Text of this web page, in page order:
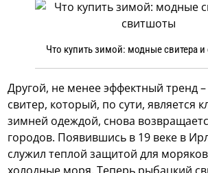
Что купить зимой: модные свитера
Другой, не менее эффектный тренд
свитер, который, по сути, является
зимней одеждой, снова
городов. Появившись в 19 веке в
служил теплой защитой для